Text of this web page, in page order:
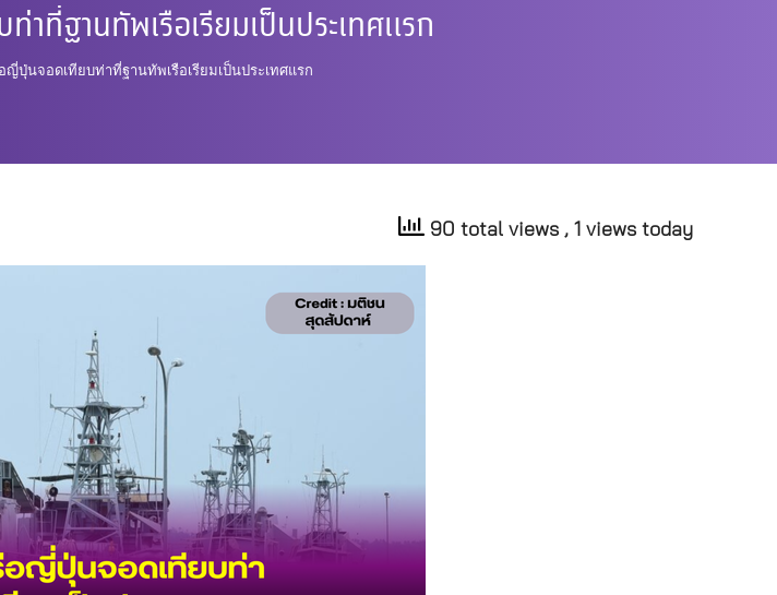
ที่ฐานทัพเรือเรียมเป็นประเทศแรก
ญี่ปุ่นจอดเทียบท่าที่ฐานทัพเรือเรียมเป็นประเทศแรก
90 total views , 1 views today